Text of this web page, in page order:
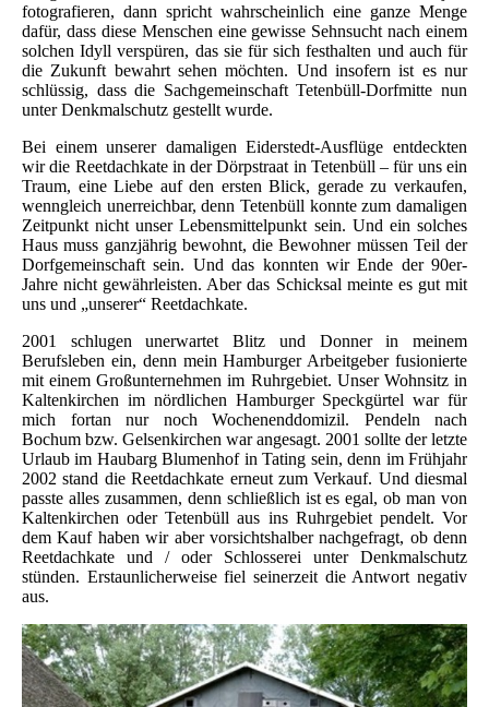
fotografieren, dann spricht wahrscheinlich eine ganze Menge
dafür, dass diese Menschen eine gewisse Sehnsucht nach einem
solchen Idyll verspüren, das sie für sich festhalten und auch für
die Zukunft bewahrt sehen möchten. Und insofern ist es nur
schlüssig, dass die Sachgemeinschaft Tetenbüll-Dorfmitte nun
unter Denkmalschutz gestellt wurde.
Bei einem unserer damaligen Eiderstedt-Ausflüge entdeckten
wir die Reetdachkate in der Dörpstraat in Tetenbüll – für uns ein
Traum, eine Liebe auf den ersten Blick, gerade zu verkaufen,
wenngleich unerreichbar, denn Tetenbüll konnte zum damaligen
Zeitpunkt nicht unser Lebensmittelpunkt sein. Und ein solches
Haus muss ganzjährig bewohnt, die Bewohner müssen Teil der
Dorfgemeinschaft sein. Und das konnten wir Ende der 90er-
Jahre nicht gewährleisten. Aber das Schicksal meinte es gut mit
uns und „unserer“ Reetdachkate.
2001 schlugen unerwartet Blitz und Donner in meinem
Berufsleben ein, denn mein Hamburger Arbeitgeber fusionierte
mit einem Großunternehmen im Ruhrgebiet. Unser Wohnsitz in
Kaltenkirchen im nördlichen Hamburger Speckgürtel war für
mich fortan nur noch Wochenenddomizil. Pendeln nach
Bochum bzw. Gelsenkirchen war angesagt. 2001 sollte der letzte
Urlaub im Haubarg Blumenhof in Tating sein, denn im Frühjahr
2002 stand die Reetdachkate erneut zum Verkauf. Und diesmal
passte alles zusammen, denn schließlich ist es egal, ob man von
Kaltenkirchen oder Tetenbüll aus ins Ruhrgebiet pendelt. Vor
dem Kauf haben wir aber vorsichtshalber nachgefragt, ob denn
Reetdachkate und / oder Schlosserei unter Denkmalschutz
stünden. Erstaunlicherweise fiel seinerzeit die Antwort negativ
aus.